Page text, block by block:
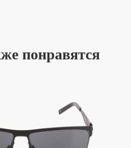
понравятся